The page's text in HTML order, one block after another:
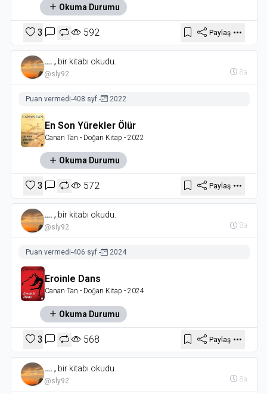
Okuma Durumu
3 592 Paylaş
…. , bir kitabı okudu.
@sly92 8a
Puan vermedi-408 syf. - 2022
En Son Yürekler Ölür
Canan Tan - Doğan Kitap - 2022
Okuma Durumu
3 572 Paylaş
…. , bir kitabı okudu.
@sly92 8a
Puan vermedi-406 syf.- 2024
Eroinle Dans
Canan Tan - Doğan Kitap - 2024
Okuma Durumu
3 568 Paylaş
…. , bir kitabı okudu.
@sly92 8a